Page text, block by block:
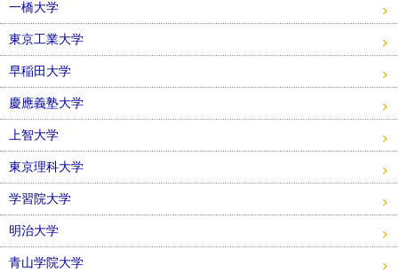
一橋大学
東京工業大学
早稲田大学
慶應義塾大学
上智大学
東京理科大学
学習院大学
明治大学
青山学院大学